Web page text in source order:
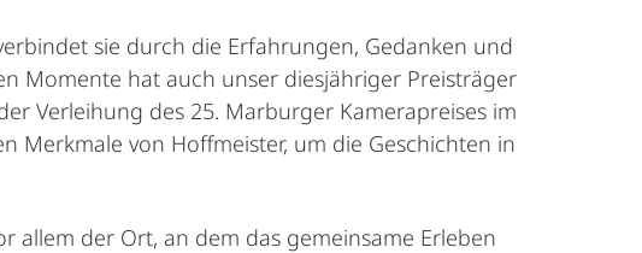
sie durch die Erfahrungen, Gedanken und
Momente hat auch unser diesjähriger Preisträger
Verleihung des 25. Marburger Kamerapreises im
Merkmale von Hoffmeister, um die Geschichten in
allem der Ort, an dem das gemeinsame Erleben